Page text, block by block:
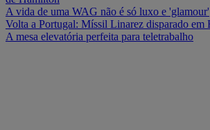
A vida de uma WAG não é só luxo e 'glamour'
Volta a Portugal: Míssil Linarez disparado em
A mesa elevatória perfeita para teletrabalho